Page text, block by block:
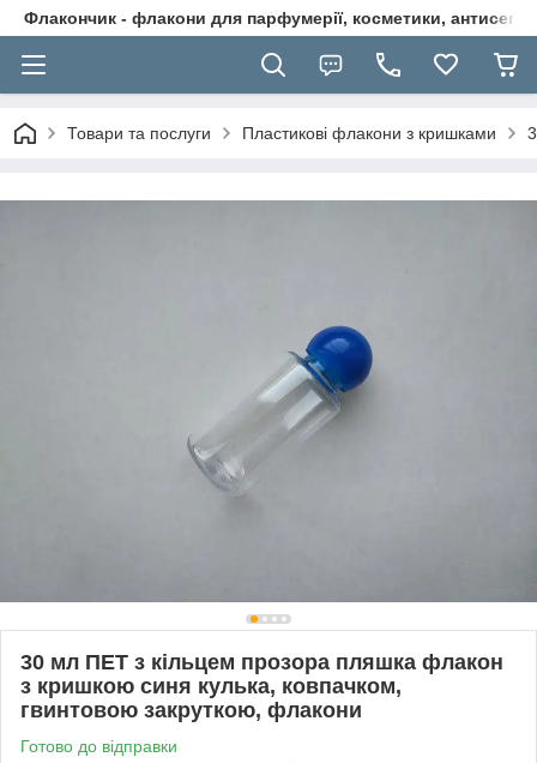
Флакончик - флакони для парфумерії, косметики,
Товари та послуги Пластикові флакони з кришками
30 мл ПЕТ з кільцем прозора пляшка флакон
з кришкою синя кулька, ковпачком,
гвинтовою закруткою, флакони
Готово до відправки